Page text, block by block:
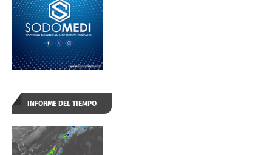
INFORME DEL TIEMPO